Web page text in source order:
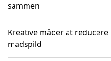
sammen
Kreative måder at
madspild